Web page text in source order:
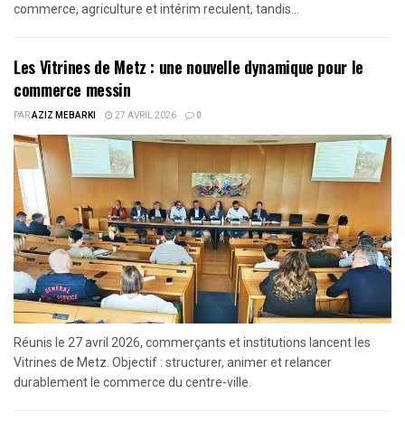
commerce, agriculture et intérim reculent, tandis...
Les Vitrines de Metz : une nouvelle dynamique pour le
commerce messin
PARAZIZ MEBARKI 27 AVRIL 2026 0
Réunis le 27 avril 2026, commerçants et institutions lancent les
Vitrines de Metz. Objectif : structurer, animer et relancer
durablement le commerce du centre-ville.